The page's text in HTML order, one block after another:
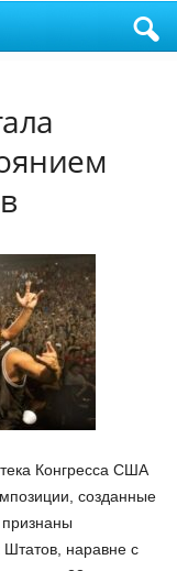
Конгресса США
созданные
признаны
наравне с